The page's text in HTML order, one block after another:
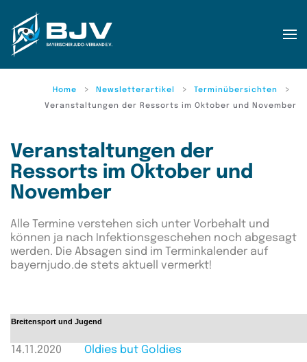
Zum Hauptinhalt springen
Home Newsletterartikel
Terminübersichten
Veranstaltungen der Ressorts im Oktober und November
Veranstaltungen der
Ressorts im Oktober und
November
Alle Termine verstehen sich unter Vorbehalt und
können ja nach Infektionsgeschehen noch abgesagt
werden. Die Absagen sind im Terminkalender auf
bayernjudo.de stets aktuell vermerkt!
Breitensport und Jugend
14.11.2020 Oldies but Goldies